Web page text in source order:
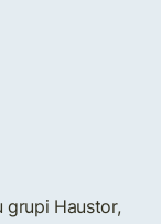
grupi Haustor,